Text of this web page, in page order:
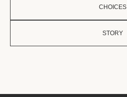
CHOICES
STORY